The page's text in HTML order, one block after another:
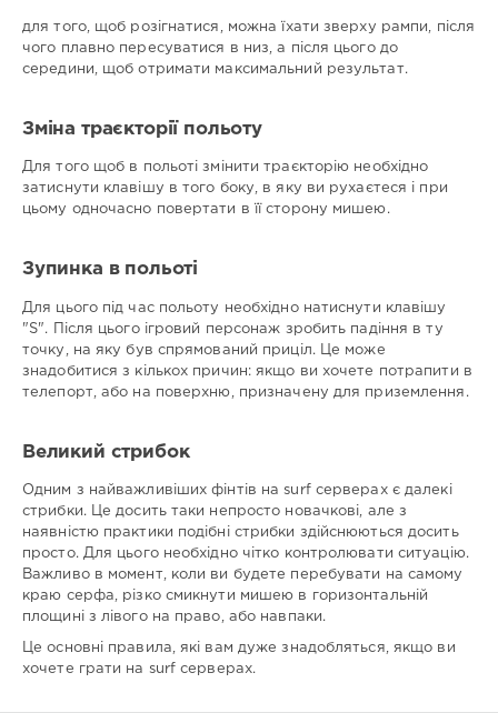
для того, щоб розігнатися, можна їхати зверху рампи, після
чого плавно пересуватися в низ, а після цього до
середини, щоб отримати максимальний результат.
Зміна траєкторії польоту
Для того щоб в польоті змінити траєкторію необхідно
затиснути клавішу в того боку, в яку ви рухаєтеся і при
цьому одночасно повертати в її сторону мишею.
Зупинка в польоті
Для цього під час польоту необхідно натиснути клавішу
"S". Після цього ігровий персонаж зробить падіння в ту
точку, на яку був спрямований приціл. Це може
знадобитися з кількох причин: якщо ви хочете потрапити в
телепорт, або на поверхню, призначену для приземлення.
Великий стрибок
Одним з найважливіших фінтів на surf серверах є далекі
стрибки. Це досить таки непросто новачкові, але з
наявністю практики подібні стрибки здійснюються досить
просто. Для цього необхідно чітко контролювати ситуацію.
Важливо в момент, коли ви будете перебувати на самому
краю серфа, різко смикнути мишею в горизонтальній
площині з лівого на право, або навпаки.
Це основні правила, які вам дуже знадобляться, якщо ви
хочете грати на surf серверах.